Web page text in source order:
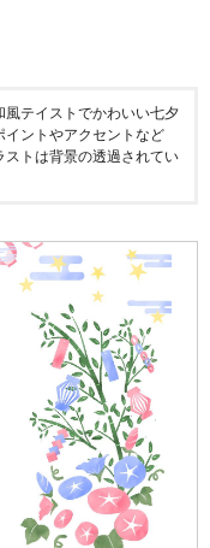
風テイストでかわいい七夕
イントやアクセントなど
トは背景の透過されてい